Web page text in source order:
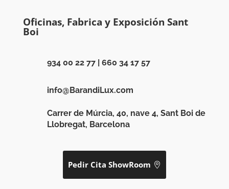
Oficinas, Fabrica y Exposición Sant
Boi
934 00 22 77| 660 34 17 57
info@BarandiLux.com
Carrer de Múrcia, 40, nave 4, Sant Boi de
Llobregat, Barcelona
Pedir Cita ShowRoom